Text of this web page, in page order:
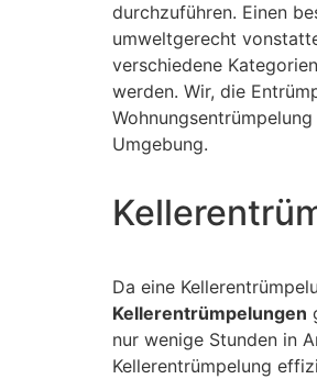
durchzuführen. Einen
umweltgerecht
verschiedene
werden. Wir, die
Umgebung.
Da eine
Kellerentrümpelungen
nur wenige Stunden in
Kellerentrümpelung